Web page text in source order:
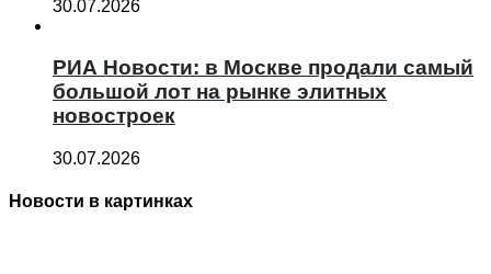
30.07.2026
РИА Новости: в Москве продали самый
большой лот на рынке элитных
новостроек
30.07.2026
Новости в картинках